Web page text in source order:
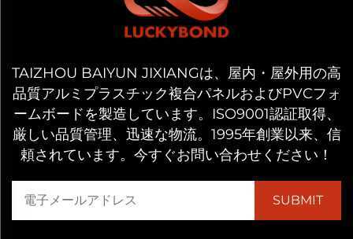
TAIZHOU BAIYUN JIXIANGは、屋内・屋外用の高
品質アルミプラスチック複合パネルおよびPVCフォ
ームボードを製造しています。ISO9001認証取得、
厳しい品質管理、迅速な物流。1995年創業以来、信
頼されています。今すぐお問い合わせください！